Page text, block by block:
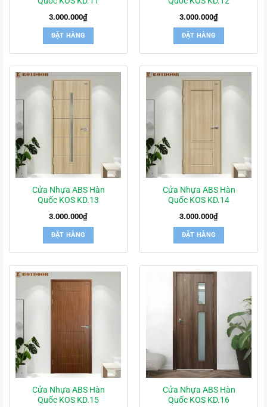
3.000.000₫
ĐẶT HÀNG
3.000.000₫
ĐẶT HÀNG
Cửa Nhựa ABS Hàn
Quốc KOS KD.13
3.000.000₫
ĐẶT HÀNG
Cửa Nhựa ABS Hàn
Quốc KOS KD.14
3.000.000₫
ĐẶT HÀNG
Cửa Nhựa ABS Hàn
Quốc KOS KD.15
Cửa Nhựa ABS Hàn
Quốc KOS KD.16